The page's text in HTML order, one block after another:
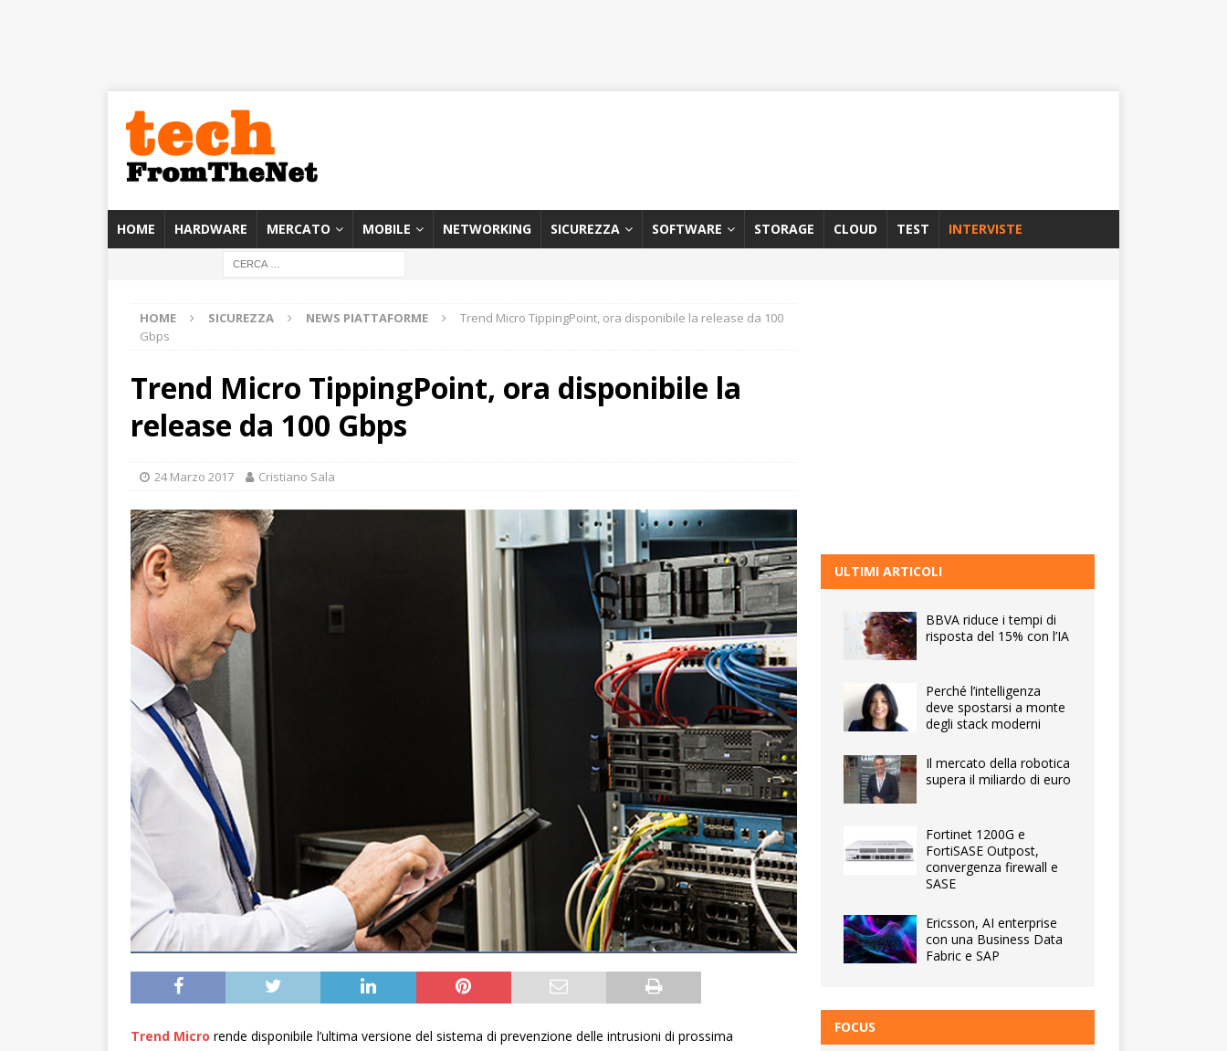
HOME HARDWARE MERCATO MOBILE NETWORKING SICUREZZA SOFTWARE STORAGE CLOUD TEST INTERVISTE
HOME SICUREZZA NEWS PIATTAFORME
Trend Micro TippingPoint, ora disponibile la release da 100
Gbps
Trend Micro TippingPoint, ora disponibile la
release da 100 Gbps
24 Marzo 2017 Cristiano Sala
Trend Micro rende disponibile l’ultima versione del sistema di prevenzione delle intrusioni di prossima
ULTIMI ARTICOLI
BBVA riduce i tempi di
risposta del 15% con l’IA
Perché l’intelligenza
deve spostarsi a monte
degli stack moderni
Il mercato della robotica
supera il miliardo di euro
Fortinet 1200G e
FortiSASE Outpost,
convergenza firewall e
SASE
Ericsson, AI enterprise
con una Business Data
Fabric e SAP
FOCUS